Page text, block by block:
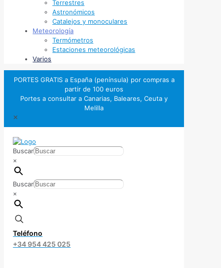
Terrestres
Astronómicos
Catalejos y monoculares
Meteorología
Termómetros
Estaciones meteorológicas
Varios
PORTES GRATIS a España (península) por compras a
partir de 100 euros
Portes a consultar a Canarias, Baleares, Ceuta y
Melilla
✕
Buscar
×
Buscar
×
Teléfono
+34 954 425 025